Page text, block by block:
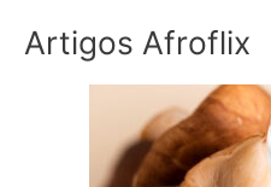
Artigos Afroflix